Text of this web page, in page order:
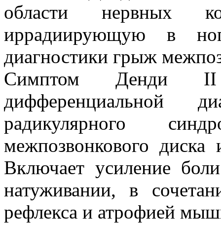
области нервных
иррадиирующую в
диагностики грыж
Симптом Денди
дифференциальной
радикулярного
межпозвонкового диска
Включает усиление
натуживании, в
рефлекса и атрофией